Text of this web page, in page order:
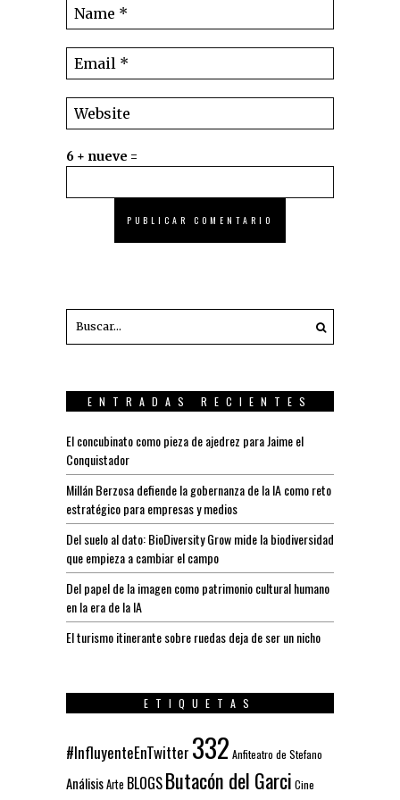
6 + nueve =
ENTRADAS RECIENTES
El concubinato como pieza de ajedrez para Jaime el
Conquistador
Millán Berzosa defiende la gobernanza de la IA como reto
estratégico para empresas y medios
Del suelo al dato: BioDiversity Grow mide la biodiversidad
que empieza a cambiar el campo
Del papel de la imagen como patrimonio cultural humano
en la era de la IA
El turismo itinerante sobre ruedas deja de ser un nicho
ETIQUETAS
#InfluyenteEnTwitter 332 Anfiteatro de Stefano
AnálisisArte BLOGSButacón del Garci Cine